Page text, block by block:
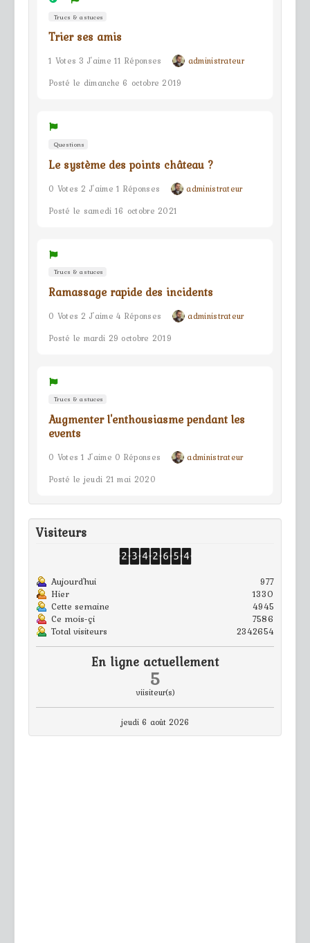
Trucs & astuces
Trier ses amis
1 Votes 3 J'aime 11 Réponses
administrateur
Posté le dimanche 6 octobre 2019
Questions
Le système des points château ?
0 Votes 2 J'aime 1 Réponses
administrateur
Posté le samedi 16 octobre 2021
Trucs & astuces
Ramassage rapide des incidents
0 Votes 2 J'aime 4 Réponses
administrateur
Posté le mardi 29 octobre 2019
Trucs & astuces
Augmenter l'enthousiasme pendant les
events
0 Votes 1 J'aime 0 Réponses
administrateur
Posté le jeudi 21 mai 2020
Visiteurs
Aujourd'hui
977
Hier
1330
Cette semaine
4945
Ce mois-çi
7586
Total visiteurs
2342654
En ligne actuellement
5
viisiteur(s)
jeudi 6 août 2026